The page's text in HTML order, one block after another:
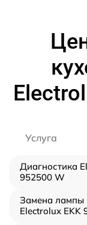
Услуга
Диагностика
952500 W
Замена лампы
Electrolux EKK